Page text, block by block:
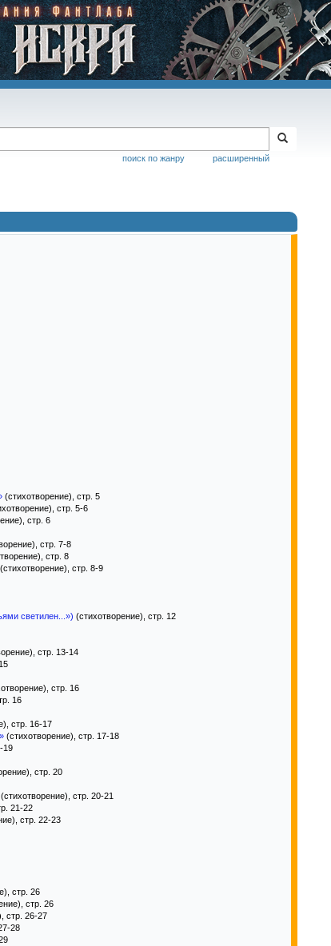
расширенный
поиск по жанру
(стихотворение), стр. 5
стр. 5-6
стр. 6
стр. 7-8
стр. 8
(стихотворение), стр. 8-9
светилен...») (стихотворение), стр. 12
стр. 13-14
стр. 16
16
стр. 16-17
(стихотворение), стр. 17-18
19
стр. 20
(стихотворение), стр. 20-21
21-22
стр. 22-23
стр. 26
стр. 26
стр. 26-27
28